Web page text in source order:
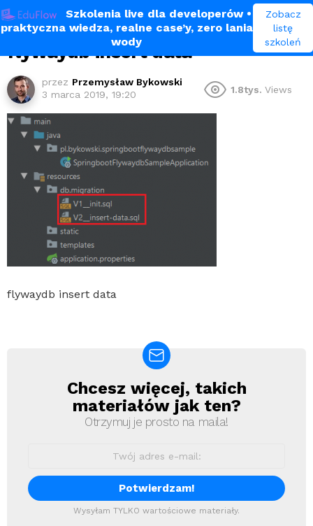
Szkolenia live dla developerów•
praktyczna wiedza, realne case’y, zero lania
wody
Zobacz
listę
szkoleń
flywaydb insert data
przez Przemysław Bykowski
3 marca 2019, 19:20
1.8tys. Views
flywaydb insert data
NewsletterChcesz więcej, takich
materiałów jak ten?
Otrzymuj je prosto na maila!
Wysyłam TYLKO wartościowe materiały.